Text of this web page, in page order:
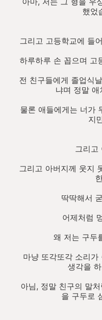
했었
그리고 고등학교에 들
하루하루 손 꼽으며 고
전 친구들에게 졸업식
냐며 정말 애
물론 애들에게는 너가
지
그리고
그리고 아버지께 웃지
딱딱해서
어제처럼
왜 저는 구두
마냥 또각또각 소리
생각을
아님, 정말 친구의 말
을 구두로